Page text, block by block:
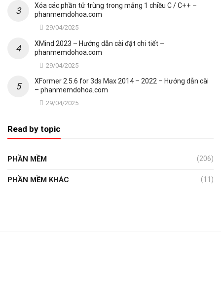
Xóa các phần tử trùng trong mảng 1 chiều C / C++ –
phanmemdohoa.com
29/04/2025
XMind 2023 – Hướng dẫn cài đặt chi tiết –
phanmemdohoa.com
29/04/2025
XFormer 2.5.6 for 3ds Max 2014 – 2022 – Hướng dẫn cài
– phanmemdohoa.com
29/04/2025
Read by topic
PHẦN MỀM (206)
PHẦN MỀM KHÁC (11)